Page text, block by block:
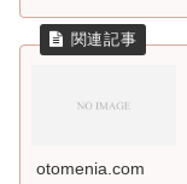
otomenia.com